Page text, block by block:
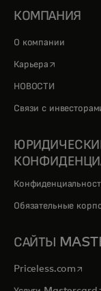
КОМПАНИЯ
О компании
Карьера opens in a
НОВОСТИ
Связи с
Обязательные
САЙТЫ
Priceless.com